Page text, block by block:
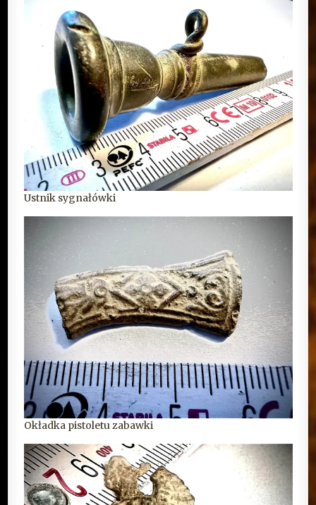
Ustnik sygnałówki
Okładka pistoletu zabawki